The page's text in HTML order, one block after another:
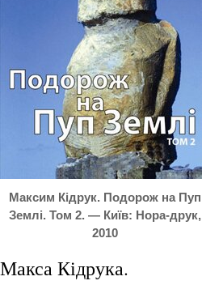
Максим Кідрук. Подорож на Пуп
Землі. Том 2. — Київ: Нора-друк,
2010
Макса Кідрука.